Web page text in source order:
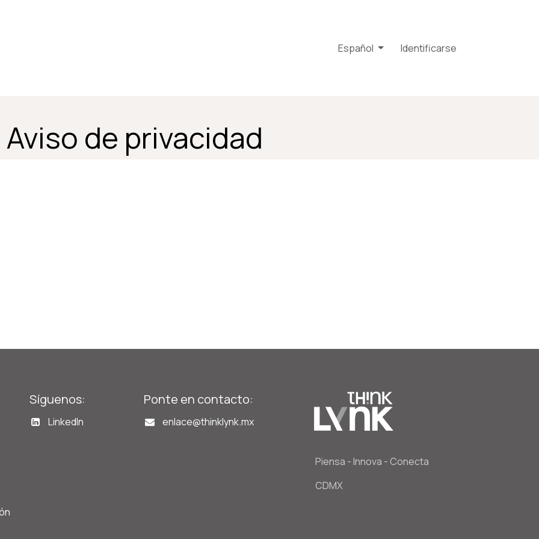
Español Identificarse
Aviso de privacidad
Síguenos:
LinkedIn
Ponte en contacto:
enlace@thinklynk.mx
Piensa - Innova - Conecta
CDMX